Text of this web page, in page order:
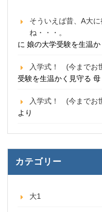
そういえば昔、A大
ね・・・。
に 娘の大学受験を生温
入学式！ (今までお
受験を生温かく見守る 母
入学式！ (今までお
より
カテゴリー
大1